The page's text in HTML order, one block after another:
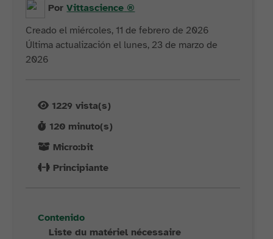
PorVittascience ®
Creado el miércoles, 11 de febrero de 2026
Última actualización el lunes, 23 de marzo de
2026
1229 vista(s)
120 minuto(s)
Micro:bit
Principiante
Contenido
Liste du matériel nécessaire